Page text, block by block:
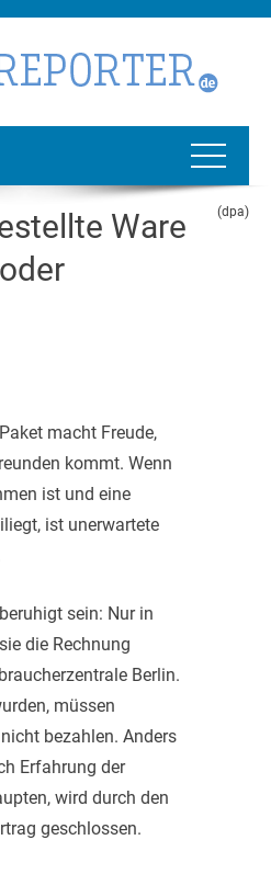
Ware
(dpa)
macht Freude,
kommt. Wenn
ist und eine
ist unerwartete
sein: Nur in
die Rechnung
Berlin.
müssen
bezahlen. Anders
Erfahrung der
wird durch den
geschlossen.